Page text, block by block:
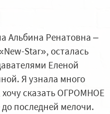
Альбина Ренатовна –
Star», осталась
Еленой
Я узнала много
хочу сказать ОГРОМНОЕ
последней мелочи.